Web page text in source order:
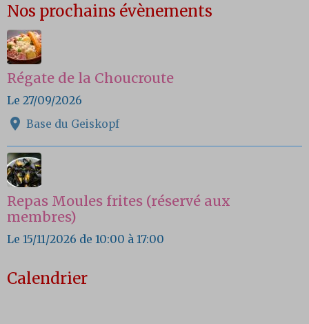
Nos prochains évènements
Régate de la Choucroute
Le 27/09/2026
Base du Geiskopf
Repas Moules frites (réservé aux
membres)
Le 15/11/2026 de 10:00 à 17:00
Calendrier